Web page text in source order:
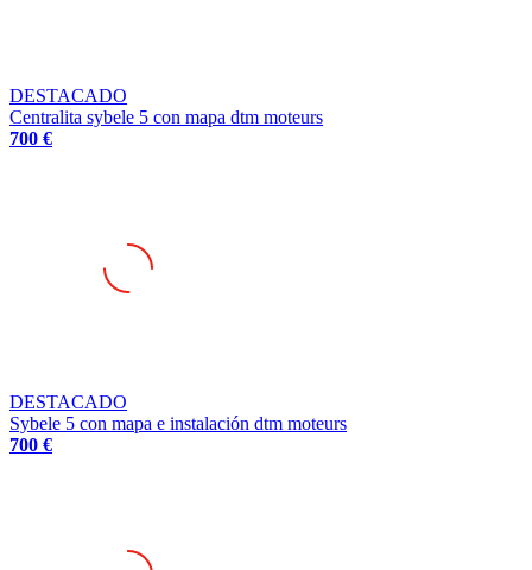
DESTACADO
Centralita sybele 5 con mapa dtm moteurs
700 €
DESTACADO
Sybele 5 con mapa e instalación dtm moteurs
700 €